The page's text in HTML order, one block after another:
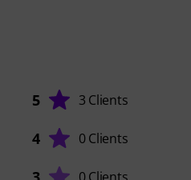
5 3 Clients
4 0 Clients